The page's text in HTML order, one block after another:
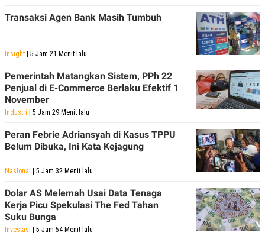
Transaksi Agen Bank Masih Tumbuh
Insight | 5 Jam 21 Menit lalu
Pemerintah Matangkan Sistem, PPh 22
Penjual di E-Commerce Berlaku Efektif 1
November
Industri | 5 Jam 29 Menit lalu
Peran Febrie Adriansyah di Kasus TPPU
Belum Dibuka, Ini Kata Kejagung
Nasional | 5 Jam 32 Menit lalu
Dolar AS Melemah Usai Data Tenaga
Kerja Picu Spekulasi The Fed Tahan
Suku Bunga
Investasi | 5 Jam 54 Menit lalu